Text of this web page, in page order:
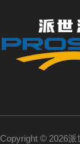
Copyright © 2026